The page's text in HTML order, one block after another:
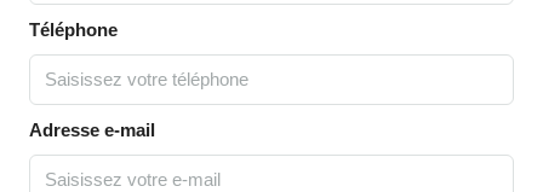
Téléphone
Adresse e-mail